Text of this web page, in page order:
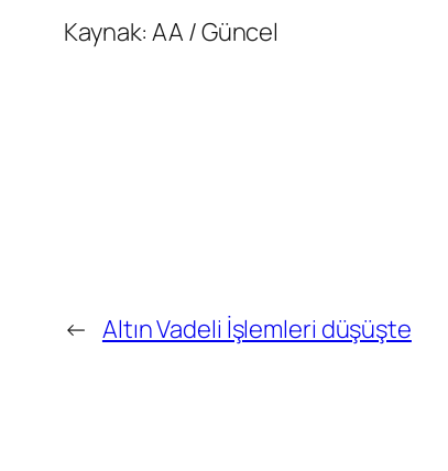
Kaynak: AA / Güncel
← Altın Vadeli İşlemleri düşüşte